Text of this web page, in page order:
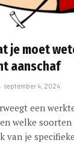
je moet
aanschaf
september 4, 2024
een
welke soorten
van je